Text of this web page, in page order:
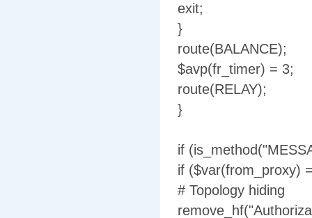
exit;
}
route(BALANCE);
$avp(fr_timer) = 3;
route(RELAY);
}
if
if ($var(from_proxy)
# Topology hiding